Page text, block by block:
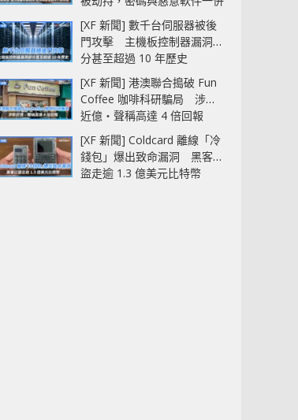
中招
[XF 新聞] 數千台伺服器被後
門攻擊 主機板控制器漏洞部
分甚至超過 10 年歷史
[XF 新聞] 港澳聯合搗破 Fun
Coffee 咖啡科研騙局 涉款
近億‧聲稱高達 4 倍回報
[XF 新聞] Coldcard 離線「冷
錢包」爆出致命漏洞 黑客已
盜走逾 1.3 億美元比特幣